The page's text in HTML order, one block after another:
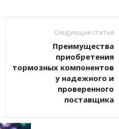
Следующая статья
Преимущества
приобретения
тормозных компонентов
у надежного и
проверенного
поставщика